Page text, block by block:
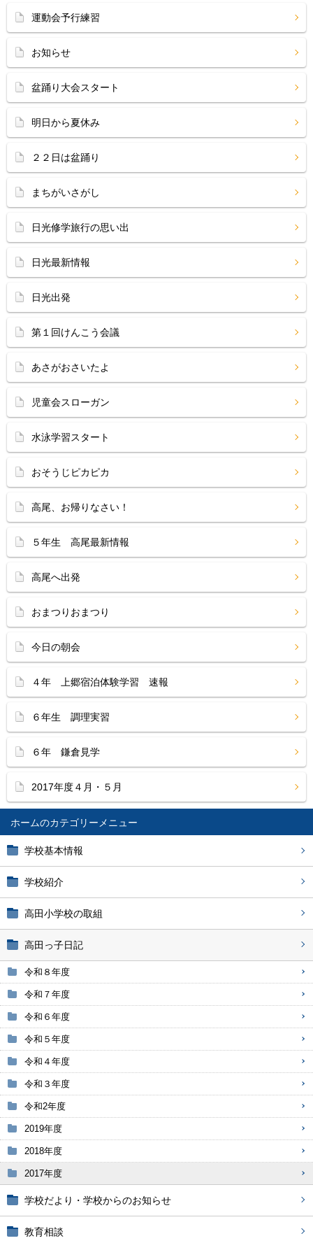
ホーム
学校基本情報
学校紹介
高田小学校の取組
高田っ子日記
令和８年度
令和７年度
令和６年度
令和５年度
令和４年度
令和３年度
令和2年度
2019年度
2018年度
2017年度
学校だより・学校からのお知らせ
教育相談
運動会予行練習
お知らせ
盆踊り大会スタート
明日から夏休み
２２日は盆踊り
まちがいさがし
日光修学旅行の思い出
日光最新情報
日光出発
第１回けんこう会議
あさがおさいたよ
児童会スローガン
水泳学習スタート
おそうじピカピカ
高尾、お帰りなさい！
５年生 高尾最新情報
高尾へ出発
おまつりおまつり
今日の朝会
４年 上郷宿泊体験学習 速報
６年生 調理実習
６年 鎌倉見学
2017年度４月・５月